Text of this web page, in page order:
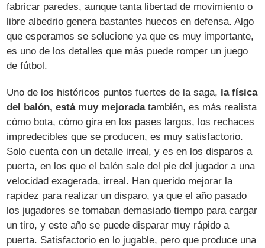
fabricar paredes, aunque tanta libertad de movimiento o
libre albedrio genera bastantes huecos en defensa. Algo
que esperamos se solucione ya que es muy importante,
es uno de los detalles que más puede romper un juego
de fútbol.
Uno de los históricos puntos fuertes de la saga, la física
del balón, está muy mejoradatambién, es más realista
cómo bota, cómo gira en los pases largos, los rechaces
impredecibles que se producen, es muy satisfactorio.
Solo cuenta con un detalle irreal, y es en los disparos a
puerta, en los que el balón sale del pie del jugador a una
velocidad exagerada, irreal. Han querido mejorar la
rapidez para realizar un disparo, ya que el año pasado
los jugadores se tomaban demasiado tiempo para cargar
un tiro, y este año se puede disparar muy rápido a
puerta. Satisfactorio en lo jugable, pero que produce una